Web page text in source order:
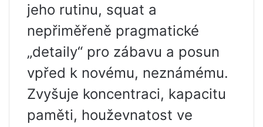
jeho rutinu, squat a
nepřiměřeně pragmatické
„detaily“ pro zábavu a posun
vpřed k novému, neznámému.
Zvyšuje koncentraci, kapacitu
paměti, houževnatost ve